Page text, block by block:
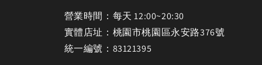
營業時間：每天 12:00~20:30
實體店址：桃園市桃園區永安路376號
統一編號：83121395